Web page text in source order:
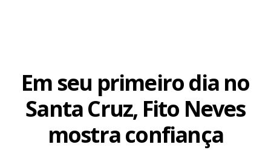
Em seu primeiro dia no
Santa Cruz, Fito Neves
mostra confiança